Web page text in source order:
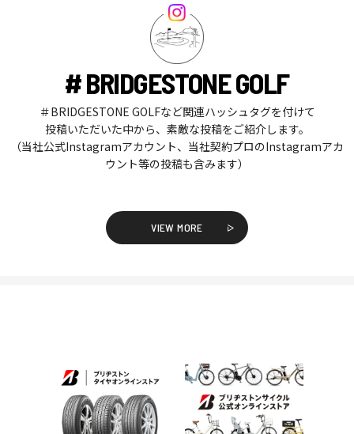
# BRIDGESTONE GOLF
＃BRIDGESTONE GOLFなど関連ハッシュタグを付けて
投稿いただいた中から、素敵な投稿をご紹介します。
（当社公式Instagramアカウント、当社契約プロのInstagramアカ
ウント等の投稿も含みます）
VIEW MORE